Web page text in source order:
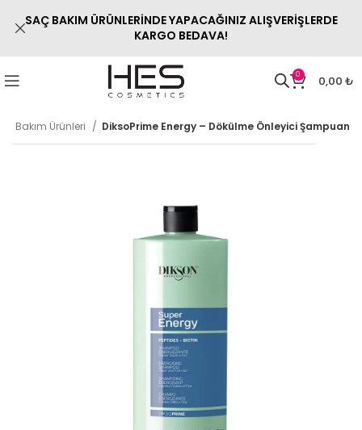
0 0,00 ₺
Bakım Ürünleri DiksoPrime Energy – Dökülme Önleyici Şampuan
SAÇ BAKIM ÜRÜNLERİNDE YAPACAĞINIZ ALIŞVERİŞLERDE
KARGO BEDAVA!